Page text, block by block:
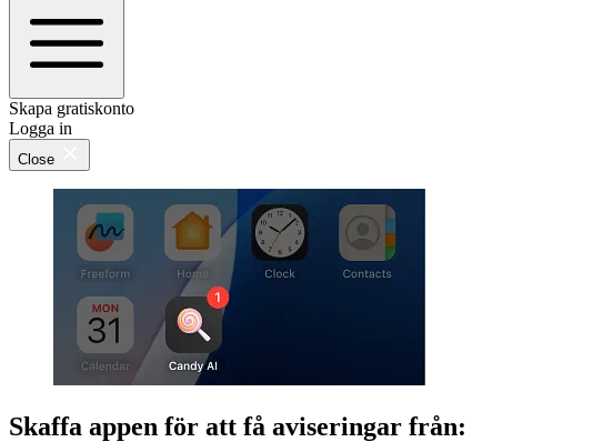
Skapa gratiskonto
Logga in
Close
Skaffa appen för att få aviseringar från: